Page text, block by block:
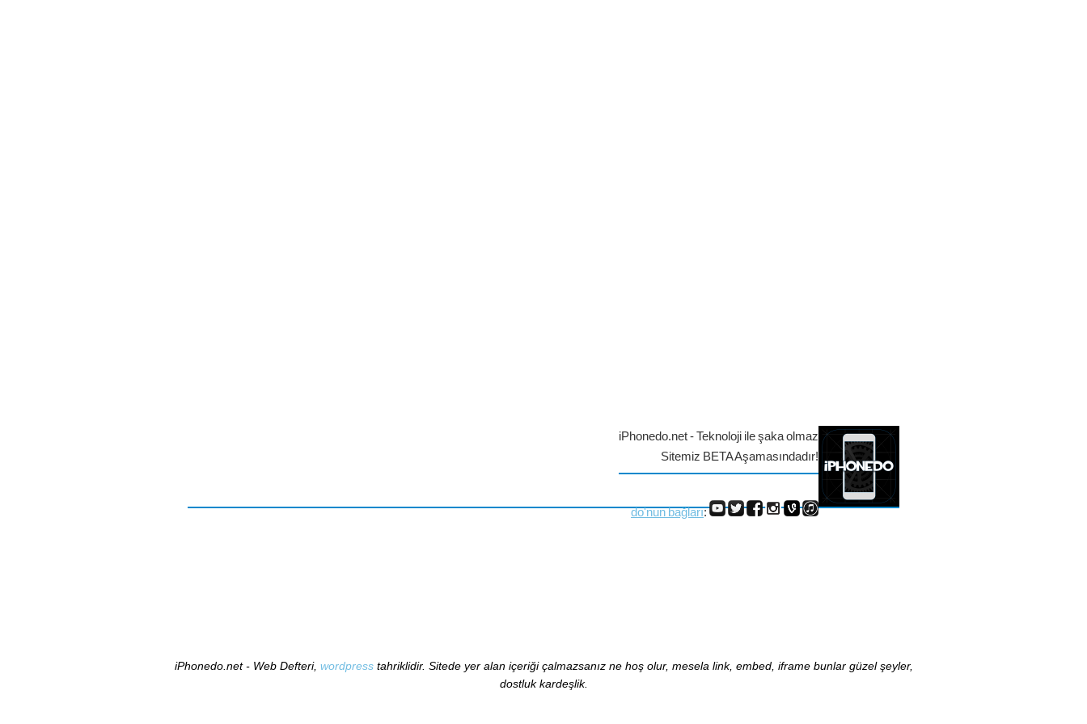
iPhonedo.net - Teknoloji ile şaka olmaz
Sitemiz BETA Aşamasındadır!
do'nun bağları:
iPhonedo.net - Web Defteri, wordpresstahriklidir. Sitede yer alan içeriği çalmazsanız ne hoş olur, mesela link, embed, iframe bunlar güzel şeyler,
dostluk kardeşlik.